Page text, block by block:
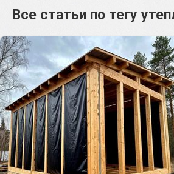
Все статьи по тегу